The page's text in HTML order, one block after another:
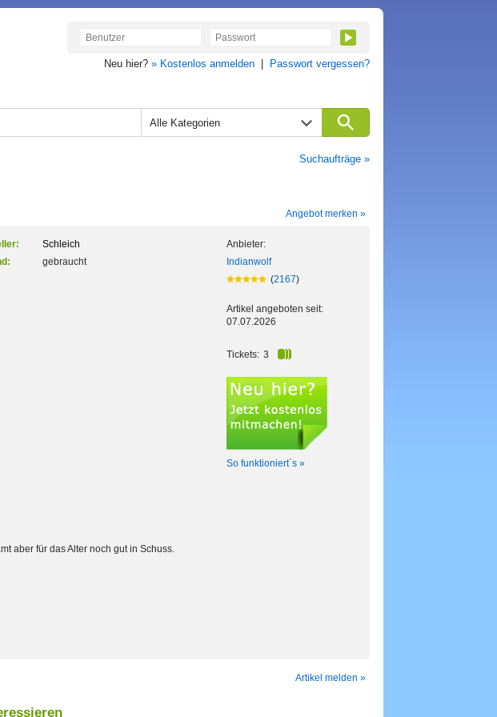
Neu hier? » Kostenlos anmelden Passwort vergessen?
Alle Kategorien
Suchaufträge »
Angebot merken »
Schleich
gebraucht
Anbieter:
Indianwolf
(2167)
Artikel angeboten seit:
07.07.2026
Tickets: 3
So funktioniert´s »
aber für das Alter noch gut in Schuss.
Artikel melden »